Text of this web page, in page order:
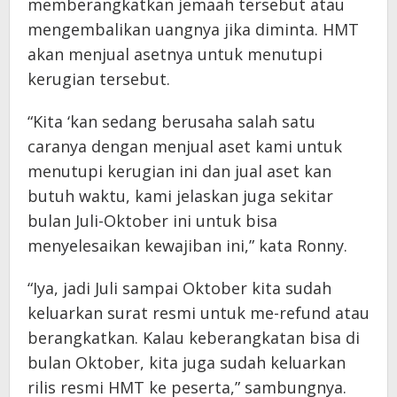
mengembalikan uangnya jika diminta. HMT
akan menjual asetnya untuk menutupi
kerugian tersebut.
“Kita ‘kan sedang berusaha salah satu
caranya dengan menjual aset kami untuk
menutupi kerugian ini dan jual aset kan
butuh waktu, kami jelaskan juga sekitar
bulan Juli-Oktober ini untuk bisa
menyelesaikan kewajiban ini,” kata Ronny.
“Iya, jadi Juli sampai Oktober kita sudah
keluarkan surat resmi untuk me-refund atau
berangkatkan. Kalau keberangkatan bisa di
bulan Oktober, kita juga sudah keluarkan
rilis resmi HMT ke peserta,” sambungnya.